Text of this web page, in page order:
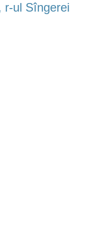
r-ul Sîngerei